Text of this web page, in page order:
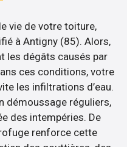
vie de votre toiture,
à Antigny (85). Alors,
les dégâts causés par
ces conditions, votre
les infiltrations d’eau.
démoussage réguliers,
des intempéries. De
renforce cette